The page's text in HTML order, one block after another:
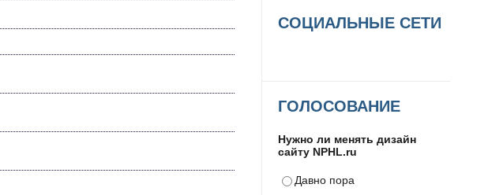
СОЦИАЛЬНЫЕ СЕТИ
ГОЛОСОВАНИЕ
Нужно ли менять дизайн
сайту NPHL.ru
Давно пора